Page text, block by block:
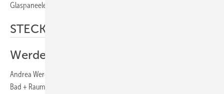
Glaspaneele: Weißglas Unterseite schwarz
STECKBRIEF
Werdermann + Kreyer
Andrea Werdermann hat das Bad als Mitarbeiterin des Badstudios
Bad + Raum geplant. Die Diplom-Designerin der Innenarchitektur ist